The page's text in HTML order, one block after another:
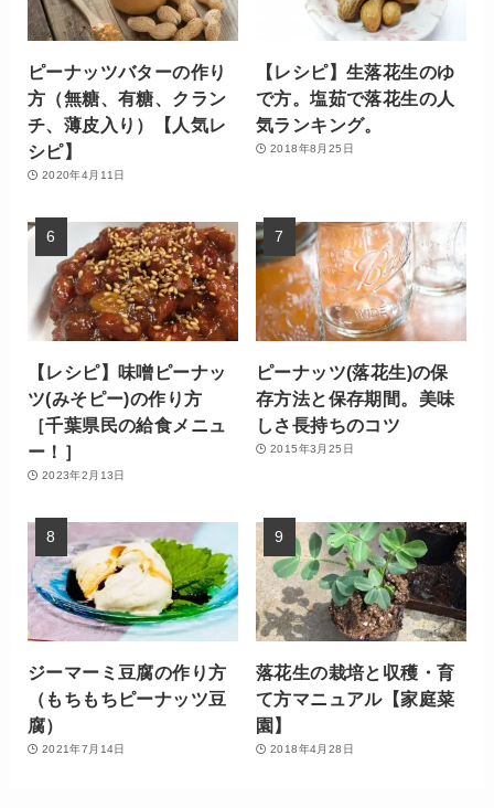
ピーナッツバターの作り
方（無糖、有糖、クラン
チ、薄皮入り）【人気レ
シピ】
2020年4月11日
【レシピ】生落花生のゆ
で方。塩茹で落花生の人
気ランキング。
2018年8月25日
【レシピ】味噌ピーナッ
ツ(みそピー)の作り方
［千葉県民の給食メニュ
ー！］
2023年2月13日
ピーナッツ(落花生)の保
存方法と保存期間。美味
しさ長持ちのコツ
2015年3月25日
ジーマーミ豆腐の作り方
（もちもちピーナッツ豆
腐）
2021年7月14日
落花生の栽培と収穫・育
て方マニュアル【家庭菜
園】
2018年4月28日